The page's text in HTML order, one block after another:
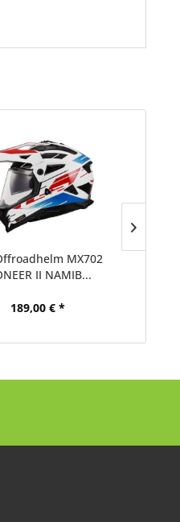
MX702
II NAMIB...
189,00 € *